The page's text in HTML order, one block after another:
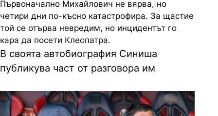
Първоначално Михайлович не вярва, но
четири дни по-късно катастрофира. За щастие
той се отърва невредим, но инцидентът го
кара да посети Клеопатра.
В своята автобиография Синиша
публикува част от разговора им